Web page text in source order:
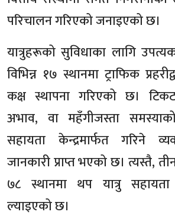
परिचालन गरिएको जनाइएको छ।
यात्रुहरूको सुविधाका लागि
विभिन्न १७ स्थानमा ट्राफिक
कक्ष स्थापना गरिएको छ।
अभाव, वा महँगीजस्ता
सहायता केन्द्रमार्फत गरिने
जानकारी प्राप्त भएको छ। त्यस्तै,
७८ स्थानमा थप यात्रु
ल्याइएको छ।